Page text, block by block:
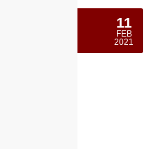
11
FEB
2021